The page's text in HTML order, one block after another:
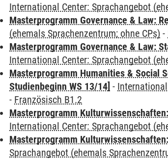
International Center: Sprachangebot
Masterprogramm Governance & Law:
(ehemals Sprachenzentrum; ohne CPs) -
Masterprogramm Governance & Law:
International Center: Sprachangebot
Masterprogramm Humanities & Social
Studienbeginn WS 13/14] -
- Französisch B1.2
Masterprogramm
International Center: Sprachangebot
Masterprogramm
Sprachangebot (ehemals